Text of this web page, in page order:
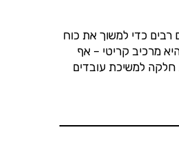
רבים כדי למשוך את כוח
מרכיב קריטי – אף
חלקה למשיכת עובדים